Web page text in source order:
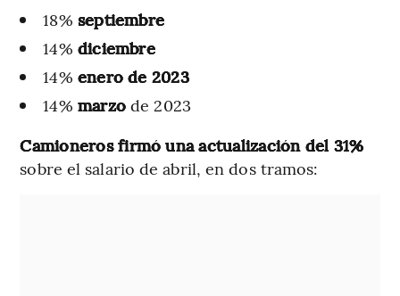
18% septiembre
14% diciembre
14% enero de 2023
14% marzo de 2023
Camioneros firmó una actualización del 31%
sobre el salario de abril, en dos tramos: